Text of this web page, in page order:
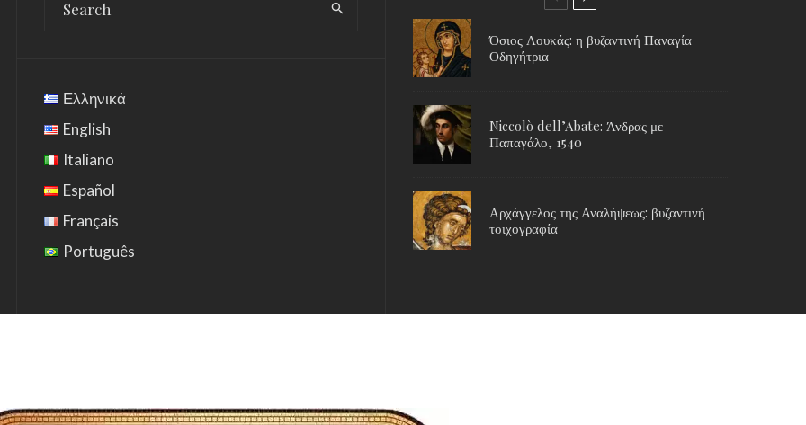
Ελληνικά
English
Italiano
Español
Français
Português
Όσιος Λουκάς: η βυζαντινή Παναγία
Οδηγήτρια
Niccolò dell’Abate: Άνδρας με
Παπαγάλο, 1540
Αρχάγγελος της Αναλήψεως: βυζαντινή
τοιχογραφία